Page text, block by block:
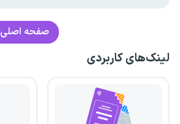
صفحه اصلی
لینک‌های کاربردی